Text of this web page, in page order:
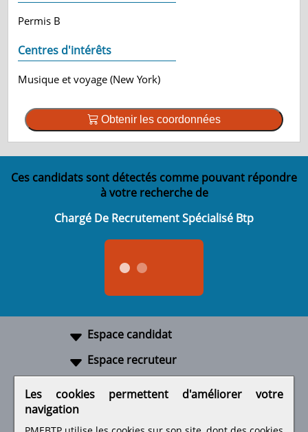
Permis B
Centres d'intérêts
Musique et voyage (New York)
Obtenir les coordonnées
Ces candidats sont détectés comme pouvant répondre
à votre recherche de
Chargé De Recrutement Spécialisé Btp
Espace candidat
Espace recruteur
Les cookies permettent d'améliorer votre
navigation